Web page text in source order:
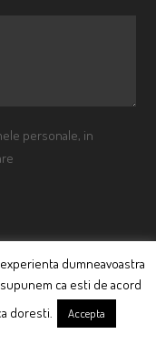
personale, in
dumneavoastra
ca esti de acord
doresti.
Accepta